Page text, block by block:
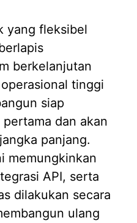
yang fleksibel
berkelanjutan
tinggi
siap
dan akan
panjang.
memungkinkan
API, serta
dilakukan secara
ulang